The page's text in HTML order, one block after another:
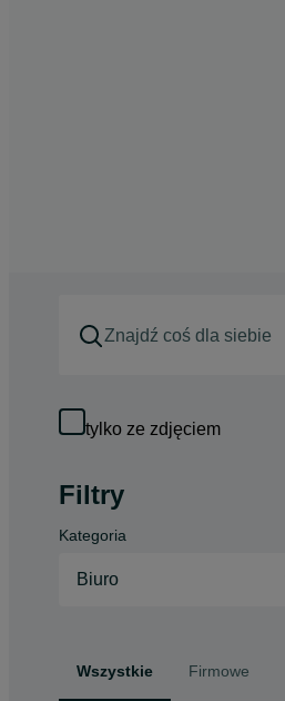
tylko ze zdjęciem
Filtry
Kategoria
Biuro
Wszystkie Firmowe